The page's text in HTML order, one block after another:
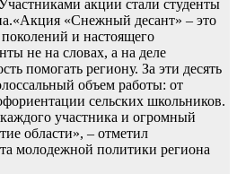
акции стали студенты
«Снежный десант» – это
и настоящего
не на словах, а на деле
помогать региону. За эти десять
объем работы: от
сельских школьников.
участника и огромный
области», – отметил
молодежной политики региона